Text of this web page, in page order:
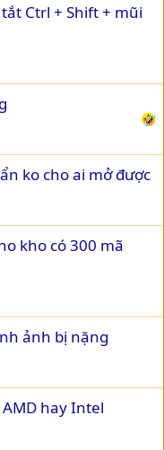
Ctrl + Shift + mũi
ko cho ai mở được
kho có 300 mã
ảnh bị nặng
hay Intel